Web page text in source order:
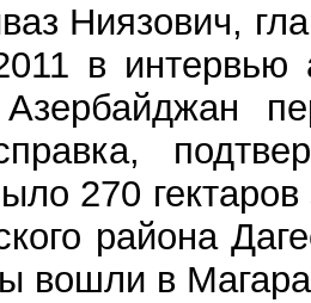
Ниязович,
в интервью
270
района
вошли в